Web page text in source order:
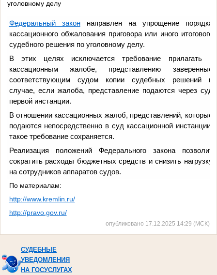
уголовному делу
Федеральный законнаправлен на упрощение порядка
кассационного обжалования приговора или иного итогового
судебного решения по уголовному делу.
В этих целях исключается требование прилагать к
кассационным жалобе, представлению заверенные
соответствующим судом копии судебных решений в
случае, если жалоба, представление подаются через суд
первой инстанции.
В отношении кассационных жалоб, представлений, которые
подаются непосредственно в суд кассационной инстанции,
такое требование сохраняется.
Реализация положений Федерального закона позволит
сократить расходы бюджетных средств и снизить нагрузку
на сотрудников аппаратов судов.
По материалам:
http://www.kremlin.ru/
http://pravo.gov.ru/
опубликовано 17.12.2025 14:29 (МСК)
СУДЕБНЫЕ
УВЕДОМЛЕНИЯ
НА ГОСУСЛУГАХ